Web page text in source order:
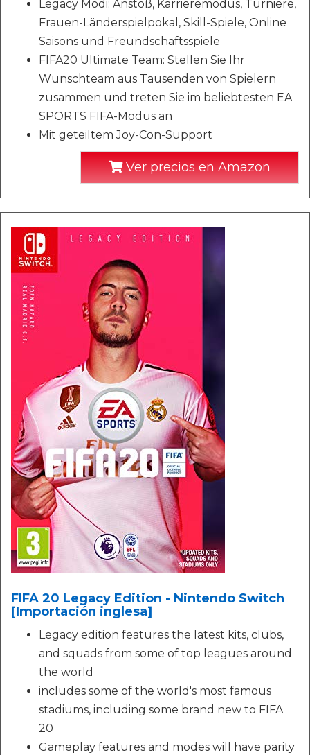
Legacy Modi: Anstoß, Karrieremodus, Turniere,
Frauen-Länderspielpokal, Skill-Spiele, Online
Saisons und Freundschaftsspiele
FIFA20 Ultimate Team: Stellen Sie Ihr
Wunschteam aus Tausenden von Spielern
zusammen und treten Sie im beliebtesten EA
SPORTS FIFA-Modus an
Mit geteiltem Joy-Con-Support
Ver precios en Amazon
FIFA 20 Legacy Edition - Nintendo Switch
[Importación inglesa]
Legacy edition features the latest kits, clubs,
and squads from some of top leagues around
the world
includes some of the world's most famous
stadiums, including some brand new to FIFA
20
Gameplay features and modes will have parity